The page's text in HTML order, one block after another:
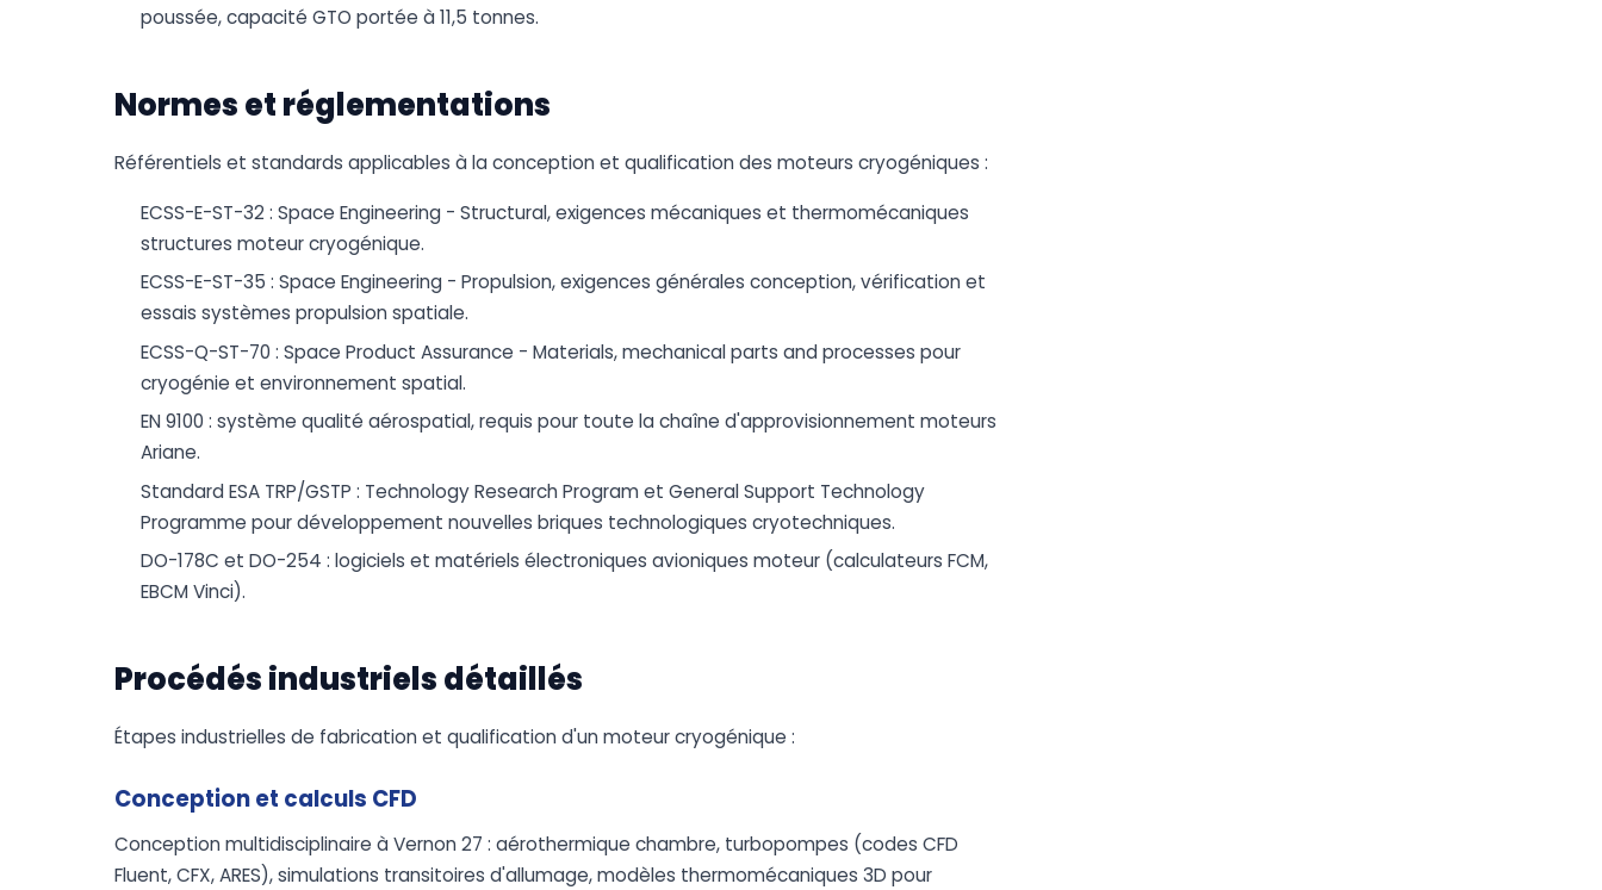
poussée, capacité GTO portée à 11,5 tonnes.
Normes et réglementations
Référentiels et standards applicables à la conception et qualification des moteurs cryogéniques :
ECSS-E-ST-32 : Space Engineering - Structural, exigences mécaniques et thermomécaniques
structures moteur cryogénique.
ECSS-E-ST-35 : Space Engineering - Propulsion, exigences générales conception, vérification et
essais systèmes propulsion spatiale.
ECSS-Q-ST-70 : Space Product Assurance - Materials, mechanical parts and processes pour
cryogénie et environnement spatial.
EN 9100 : système qualité aérospatial, requis pour toute la chaîne d'approvisionnement moteurs
Ariane.
Standard ESA TRP/GSTP : Technology Research Program et General Support Technology
Programme pour développement nouvelles briques technologiques cryotechniques.
DO-178C et DO-254 : logiciels et matériels électroniques avioniques moteur (calculateurs FCM,
EBCM Vinci).
Procédés industriels détaillés
Étapes industrielles de fabrication et qualification d'un moteur cryogénique :
Conception et calculs CFD
Conception multidisciplinaire à Vernon 27 : aérothermique chambre, turbopompes (codes CFD
Fluent, CFX, ARES), simulations transitoires d'allumage, modèles thermomécaniques 3D pour